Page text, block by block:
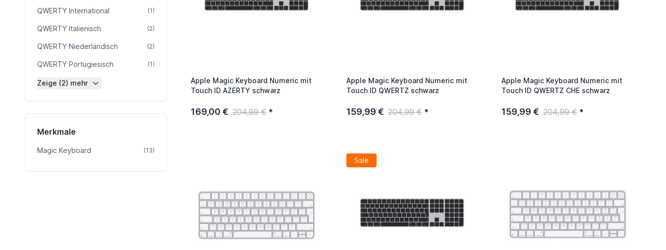
QWERTY International (1)Artikel
QWERTY Italienisch (2)Artikel
QWERTY Niederländisch (2)Artikel
QWERTY Portugiesisch (1)Artikel
Zeige (2) mehr
Merkmale
Magic Keyboard (13)Artikel
Apple Magic Keyboard Numeric mit
Touch ID AZERTY schwarz
169,00 € 204,99 € *
Apple Magic Keyboard Numeric mit
Touch ID QWERTZ schwarz
159,99 € 204,99 € *
Apple Magic Keyboard Numeric mit
Touch ID QWERTZ CHE schwarz
159,99 € 204,99 € *
Sale